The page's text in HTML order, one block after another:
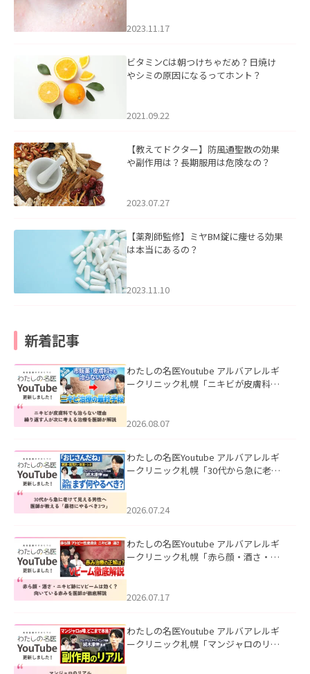
2023.11.17
ビタミンCは朝つけちゃだめ？日焼け
やシミの原因になるってホント？
2021.09.22
【教えてドクター】防風通聖散の効果
や副作用は？長期服用は危険なの？
2023.07.27
【薬剤師監修】ミヤBM錠に痩せる効果
は本当にあるの？
2023.11.10
新着記事
わたしの名医Youtube アルバアレルギ
ークリニック札幌「ニキビが皮膚科で
ました。
2026.08.07
わたしの名医Youtube アルバアレルギ
ークリニック札幌「30代から急に老け
た。
2026.07.24
わたしの名医Youtube アルバアレルギ
ークリニック札幌「赤ら顔・酒さ・ニ
した。
2026.07.17
わたしの名医Youtube アルバアレルギ
ークリニック札幌「マンジャロのリア